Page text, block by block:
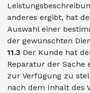
anderes ergibt, hat
Auswahl einer
der gewünschten
11.3 Der Kunde hat
Reparatur der
zur Verfügung zu
nach dem Inhalt des